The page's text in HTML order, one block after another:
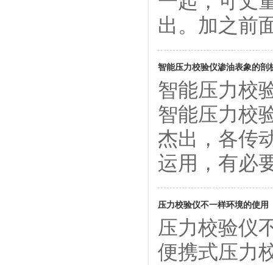
出。加之前
智能压力校验仪渗油表象的剖
智能压力校
智能压力校
杰出，各传
运用，有必
压力校验仪不一样环境的使用
压力校验仪
便携式压力